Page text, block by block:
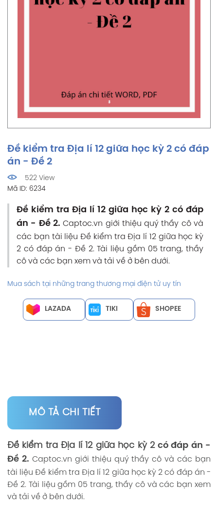
Đề kiểm tra Địa lí 12 giữa học kỳ 2 có đáp
án - Đề 2
522 View
Mã ID: 6234
Đề kiểm tra Địa lí 12 giữa học kỳ 2 có đáp
án - Đề 2. Captoc.vn giới thiệu quý thầy cô và
các bạn tài liệu Đề kiểm tra Địa lí 12 giữa học kỳ
2 có đáp án - Đề 2. Tài liệu gồm 05 trang, thầy
cô và các bạn xem và tải về ở bên dưới.
Mua sách tại những trang thương mại điện tử uy tín
LAZADA TIKI SHOPEE
MÔ TẢ CHI TIẾT
Đề kiểm tra Địa lí 12 giữa học kỳ 2có đáp án -
Đề 2. Captoc.vn giới thiệu quý thầy cô và các bạn
tài liệu Đề kiểm tra Địa lí 12 giữa học kỳ 2 có đáp án -
Đề 2. Tài liệu gồm 05 trang, thầy cô và các bạn xem
và tải về ở bên dưới.